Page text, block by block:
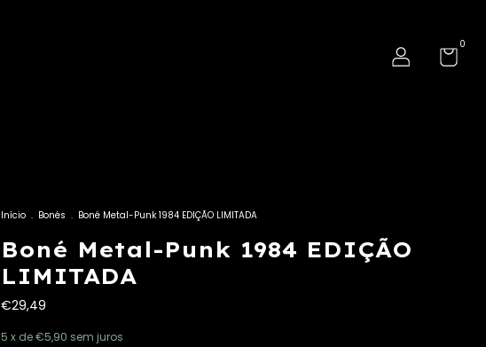
0
Início . Bonés . Boné Metal-Punk 1984 EDIÇÃO LIMITADA
Boné Metal-Punk 1984 EDIÇÃO
LIMITADA
€29,49
5 x de€5,90 sem juros